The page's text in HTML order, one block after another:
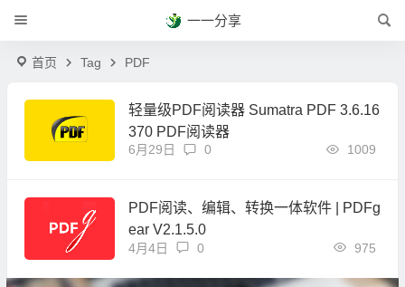
一一分享
首页 Tag PDF
轻量级PDF阅读器 Sumatra PDF 3.6.16
370 PDF阅读器
6月29日 1009
0
PDF阅读、编辑、转换一体软件 | PDFg
ear V2.1.5.0
4月4日 975
0